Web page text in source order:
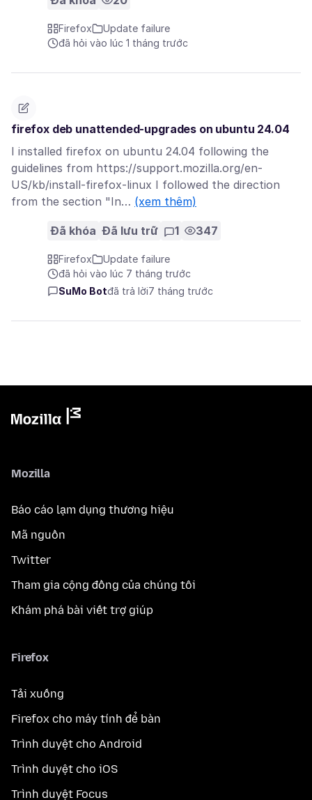
Firefox
Update failure
đã hỏi vào lúc 1 tháng trước
firefox deb unattended-upgrades on ubuntu 24.04
I installed firefox on ubuntu 24.04 following the
guidelines from https://support.mozilla.org/en-
US/kb/install-firefox-linux I followed the direction
from the section "In… (xem thêm)
Đã khóa Đã lưu trữ 1 347
Firefox
Update failure
đã hỏi vào lúc 7 tháng trước
SuMo Botđã trả lời7 tháng trước
Mozilla
Báo cáo lạm dụng thương hiệu
Mã nguồn
Twitter
Tham gia cộng đồng của chúng tôi
Khám phá bài viết trợ giúp
Firefox
Tải xuống
Firefox cho máy tính để bàn
Trình duyệt cho Android
Trình duyệt cho iOS
Trình duyệt Focus